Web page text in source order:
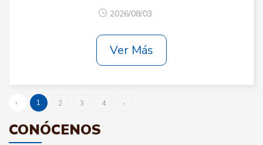
2026/08/03
Ver Más
‹ 1 2 3 4 ›
CONÓCENOS